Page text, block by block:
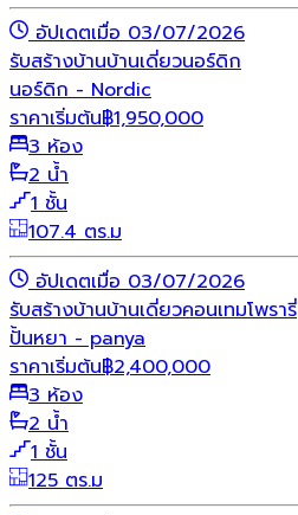
อัปเดตเมื่อ 03/07/2026
รับสร้างบ้านบ้านเดี่ยวนอร์ดิก
นอร์ดิก - Nordic
ราคาเริ่มต้น฿1,950,000
3 ห้อง
2 น้ำ
1 ชั้น
107.4 ตร.ม
อัปเดตเมื่อ 03/07/2026
รับสร้างบ้านบ้านเดี่ยวคอนเทมโพรารี่
ปั้นหยา - panya
ราคาเริ่มต้น฿2,400,000
3 ห้อง
2 น้ำ
1 ชั้น
125 ตร.ม